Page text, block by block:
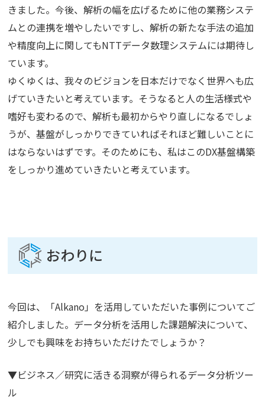
きました。今後、解析の幅を広げるために他の業務システ
ムとの連携を増やしたいですし、解析の新たな手法の追加
や精度向上に関してもNTTデータ数理システムには期待し
ています。
ゆくゆくは、我々のビジョンを日本だけでなく世界ヘも広
げていきたいと考えています。そうなると人の生活様式や
嗜好も変わるので、解析も最初からやり直しになるでしょ
うが、基盤がしっかりできていればそれほど難しいことに
はならないはずです。そのためにも、私はこのDX基盤構築
をしっかり進めていきたいと考えています。
おわりに
今回は、「Alkano」を活用していただいた事例についてご
紹介しました。データ分析を活用した課題解決について、
少しでも興味をお持ちいただけたでしょうか？
▼ビジネス／研究に活きる洞察が得られるデータ分析ツー
ル